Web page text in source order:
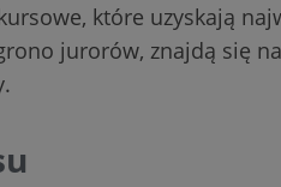
które uzyskają
jurorów, znajdą się